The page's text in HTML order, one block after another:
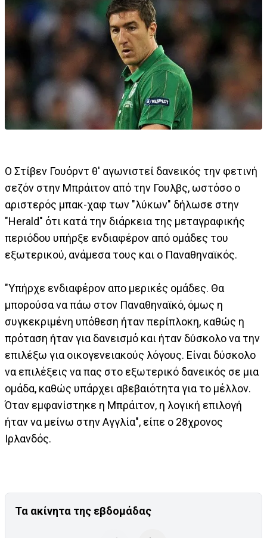
Ο Στίβεν Γουόρντ θ' αγωνιστεί δανεικός την φετινή
σεζόν στην Μπράιτον από την Γουλβς, ωστόσο ο
αριστερός μπακ-χαφ των "λύκων" δήλωσε στην
"Herald" ότι κατά την διάρκεια της μεταγραφικής
περιόδου υπήρξε ενδιαφέρον από ομάδες του
εξωτερικού, ανάμεσα τους και ο Παναθηναϊκός.
"Υπήρχε ενδιαφέρον απο μερικές ομάδες. Θα
μπορούσα να πάω στον Παναθηναϊκό, όμως η
συγκεκριμένη υπόθεση ήταν περίπλοκη, καθώς η
πρόταση ήταν για δανεισμό και ήταν δύσκολο να την
επιλέξω για οικογενειακούς λόγους. Είναι δύσκολο
να επιλέξεις να πας στο εξωτερικό δανεικός σε μια
ομάδα, καθώς υπάρχει αβεβαιότητα για το μέλλον.
Όταν εμφανίστηκε η Μπράιτον, η λογική επιλογή
ήταν να μείνω στην Αγγλία", είπε ο 28χρονος
Ιρλανδός.
Τα ακίνητα της εβδομάδας